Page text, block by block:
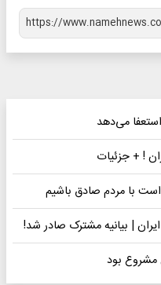
می‌دهد
! + جزئیات
است با مردم صادق باشیم
ایران | بیانیه مشترک صادر شد!
مشروع بود